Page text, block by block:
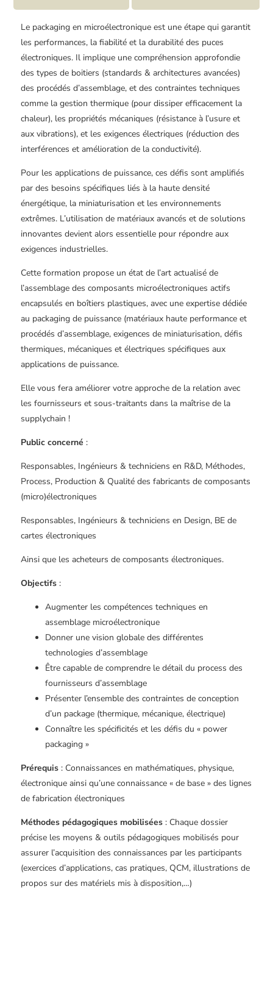
Le packaging en microélectronique est une étape qui garantit
les performances, la fiabilité et la durabilité des puces
électroniques. Il implique une compréhension approfondie
des types de boitiers (standards & architectures avancées)
des procédés d’assemblage, et des contraintes techniques
comme la gestion thermique (pour dissiper efficacement la
chaleur), les propriétés mécaniques (résistance à l’usure et
aux vibrations), et les exigences électriques (réduction des
interférences et amélioration de la conductivité).
Pour les applications de puissance, ces défis sont amplifiés
par des besoins spécifiques liés à la haute densité
énergétique, la miniaturisation et les environnements
extrêmes. L’utilisation de matériaux avancés et de solutions
innovantes devient alors essentielle pour répondre aux
exigences industrielles.
Cette formation propose un état de l’art actualisé de
l’assemblage des composants microélectroniques actifs
encapsulés en boîtiers plastiques, avec une expertise dédiée
au packaging de puissance (matériaux haute performance et
procédés d’assemblage, exigences de miniaturisation, défis
thermiques, mécaniques et électriques spécifiques aux
applications de puissance.
Elle vous fera améliorer votre approche de la relation avec
les fournisseurs et sous-traitants dans la maîtrise de la
supplychain !
Public concerné :
Responsables, Ingénieurs & techniciens en R&D, Méthodes,
Process, Production & Qualité des fabricants de composants
(micro)électroniques
Responsables, Ingénieurs & techniciens en Design, BE de
cartes électroniques
Ainsi que les acheteurs de composants électroniques.
Objectifs :
Augmenter les compétences techniques en
assemblage microélectronique
Donner une vision globale des différentes
technologies d’assemblage
Être capable de comprendre le détail du process des
fournisseurs d’assemblage
Présenter l’ensemble des contraintes de conception
d’un package (thermique, mécanique, électrique)
Connaître les spécificités et les défis du « power
packaging »
Prérequis : Connaissances en mathématiques, physique,
électronique ainsi qu’une connaissance « de base » des lignes
de fabrication électroniques
Méthodes pédagogiques mobilisées : Chaque dossier
précise les moyens & outils pédagogiques mobilisés pour
assurer l’acquisition des connaissances par les participants
(exercices d’applications, cas pratiques, QCM, illustrations de
propos sur des matériels mis à disposition,…)